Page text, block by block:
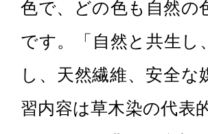
色で、どの色も自然の
です。「自然と共生
し、天然繊維、安全
習内容は草木染の代表